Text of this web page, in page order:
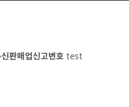
판매업신고번호 test